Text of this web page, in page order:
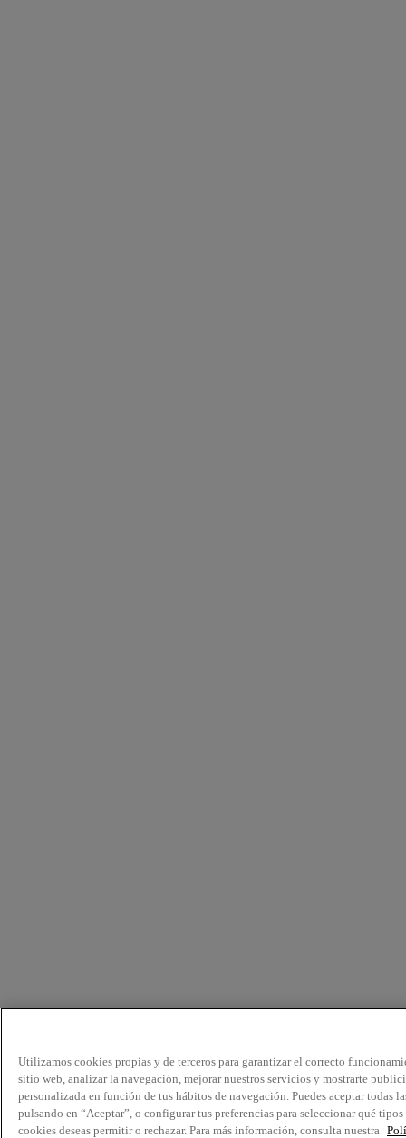
Utilizamos cookies propias y de terceros para garantizar el correcto
sitio web, analizar la navegación, mejorar nuestros servicios y mostrarte
personalizada en función de tus hábitos de navegación. Puedes aceptar todas
pulsando en “Aceptar”, o configurar tus preferencias para seleccionar qué tipos
cookies deseas permitir o rechazar. Para más información, consulta nuestra